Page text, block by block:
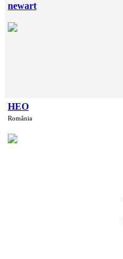
newart
НЕО
România